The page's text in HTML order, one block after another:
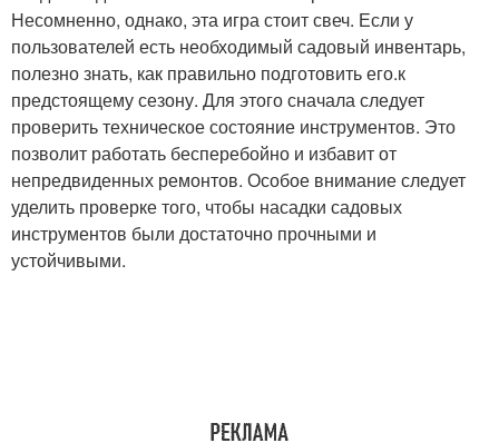
Несомненно, однако, эта игра стоит свеч. Если у
пользователей есть необходимый садовый инвентарь,
полезно знать, как правильно подготовить его.к
предстоящему сезону. Для этого сначала следует
проверить техническое состояние инструментов. Это
позволит работать бесперебойно и избавит от
непредвиденных ремонтов. Особое внимание следует
уделить проверке того, чтобы насадки садовых
инструментов были достаточно прочными и
устойчивыми.